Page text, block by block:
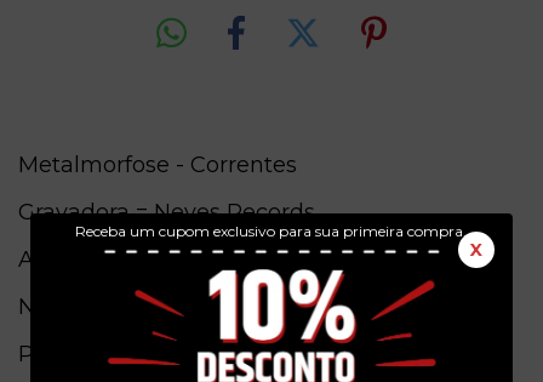
Receba um cupom exclusivo para sua primeira compra.
X
Metalmorfose - Correntes
Gravadora = Neves Records
Ano = 2015
Numero de Catalogo = NR006
Pais de origem =Brasil